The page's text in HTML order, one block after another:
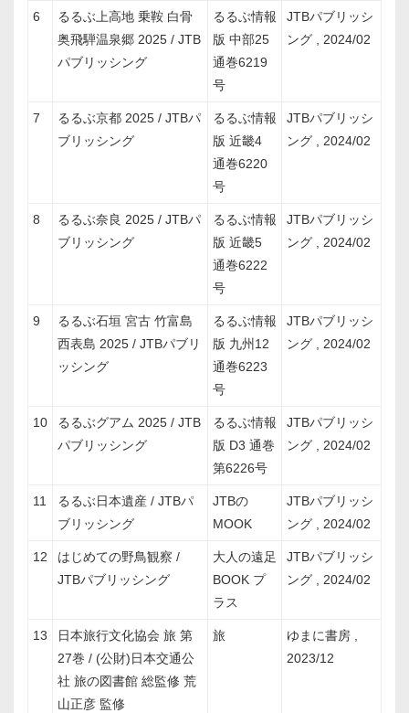
6
るるぶ上高地 乗鞍 白骨
奥飛騨温泉郷 2025 / JTB
パブリッシング
るるぶ情報
版 中部25
通巻6219
号
JTBパブリッシ
ング , 2024/02
7
るるぶ京都 2025 / JTBパ
ブリッシング
るるぶ情報
版 近畿4
通巻6220
号
JTBパブリッシ
ング , 2024/02
8
るるぶ奈良 2025 / JTBパ
ブリッシング
るるぶ情報
版 近畿5
通巻6222
号
JTBパブリッシ
ング , 2024/02
9
るるぶ石垣 宮古 竹富島
西表島 2025 / JTBパブリ
ッシング
るるぶ情報
版 九州12
通巻6223
号
JTBパブリッシ
ング , 2024/02
10
るるぶグアム 2025 / JTB
パブリッシング
るるぶ情報
版 D3 通巻
第6226号
JTBパブリッシ
ング , 2024/02
11
るるぶ日本遺産 / JTBパ
ブリッシング
JTBの
MOOK
JTBパブリッシ
ング , 2024/02
12
はじめての野鳥観察 /
JTBパブリッシング
大人の遠足
BOOK プ
ラス
JTBパブリッシ
ング , 2024/02
13
日本旅行文化協会 旅 第
27巻 / (公財)日本交通公
社 旅の図書館 総監修 荒
山正彦 監修
旅
ゆまに書房 ,
2023/12